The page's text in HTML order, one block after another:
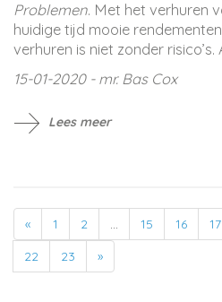
Problemen. Met het verhuren
huidige tijd mooie
verhuren is niet zonder risico’s.
15-01-2020 - mr. Bas Cox
Lees meer
« 1 2 15 16 17
22
23 »